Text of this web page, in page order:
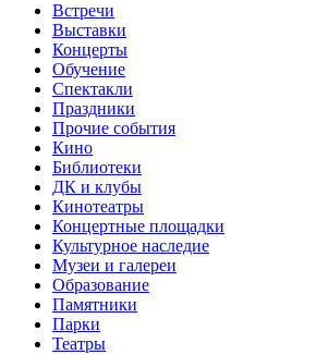
Встречи
Выставки
Концерты
Обучение
Спектакли
Праздники
Прочие события
Кино
Библиотеки
ДК и клубы
Кинотеатры
Концертные площадки
Культурное наследие
Музеи и галереи
Образование
Памятники
Парки
Театры